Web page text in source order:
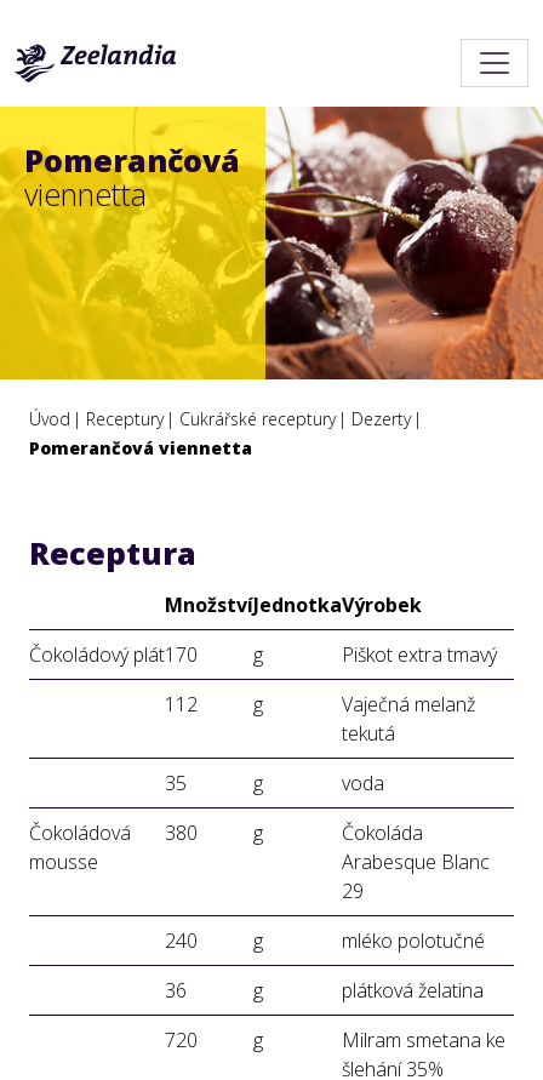
Pomerančová
viennetta
Úvod Receptury Cukrářské receptury
Dezerty
Pomerančová viennetta
Receptura
MnožstvíJednotkaVýrobek
Čokoládový plát170 g
Piškot extra tmavý
112
g
Vaječná melanž
tekutá
35
g
voda
Čokoládová
mousse
380 g
Čokoláda
Arabesque Blanc
29
240
g
mléko polotučné
36
g
plátková želatina
720
g
Milram smetana ke
šlehání 35%